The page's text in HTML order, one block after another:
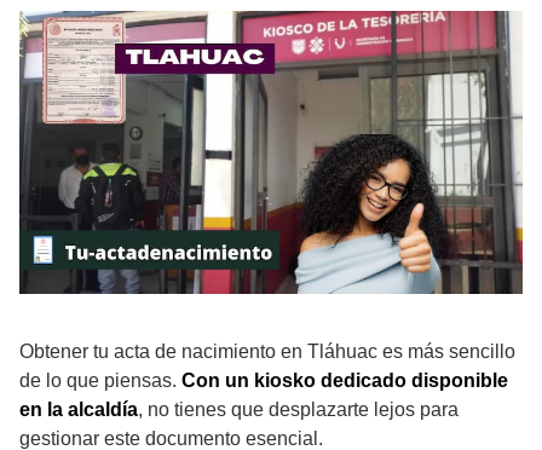
Obtener tu acta de nacimiento en Tláhuac es más sencillo
de lo que piensas. Con un kiosko dedicado disponible
en la alcaldía, no tienes que desplazarte lejos para
gestionar este documento esencial.